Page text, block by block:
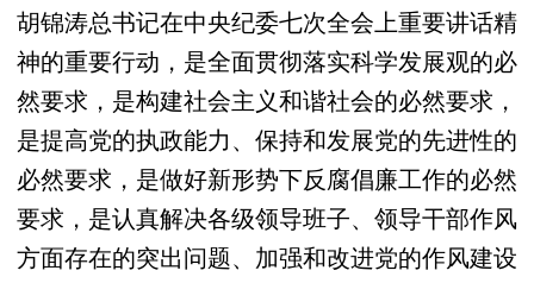
胡锦涛总书记在中央纪委七次全会上重要讲话精
神的重要行动，是全面贯彻落实科学发展观的必
然要求，是构建社会主义和谐社会的必然要求，
是提高党的执政能力、保持和发展党的先进性的
必然要求，是做好新形势下反腐倡廉工作的必然
要求，是认真解决各级领导班子、领导干部作风
方面存在的突出问题、加强和改进党的作风建设